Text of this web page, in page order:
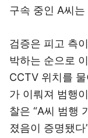
구속 중인 A씨
검증은 피고 측
박하는 순으로
CCTV 위치를
가 이뤄져 범행
찰은 “A씨 범행
졌음이 증명됐